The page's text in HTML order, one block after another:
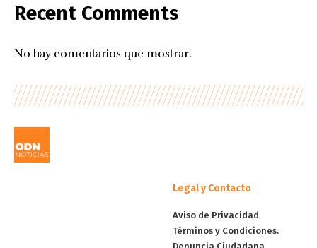
Recent Comments
No hay comentarios que mostrar.
Legal y Contacto
Aviso de Privacidad
Términos y Condiciones.